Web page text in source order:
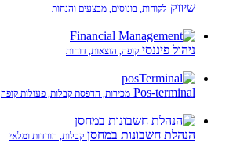
שיווק לקוחות, בונוסים, מבצעים והנחות
ניהול פיננסי קופה, הוצאות, דוחות
Pos-terminal מכירות, הדפסת קבלות, פעולות קופה
הנהלת חשבונות במחסן קבלות, הורדות ומלאי